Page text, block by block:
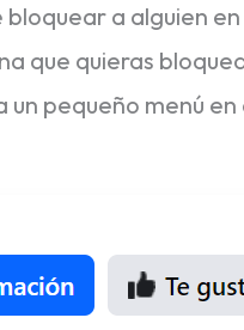
a alguien
que quieras
un pequeño menú